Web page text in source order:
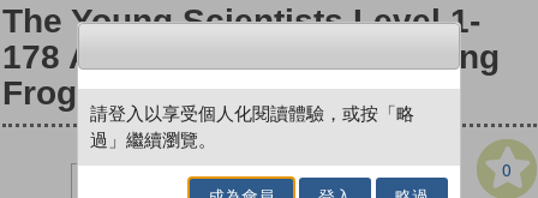
The Young Scientists Level 1-
178 An Amazing Water-Holding
Frog
0
請登入以享受個人化閱讀體驗，或按「略
過」繼續瀏覽。